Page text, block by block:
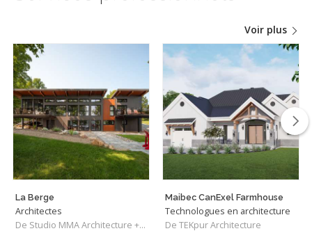
Voir plus
La Berge
Architectes
De Studio MMA Architecture + Design
Maibec CanExel Farmhouse
Technologues en architecture
De TEKpur Architecture